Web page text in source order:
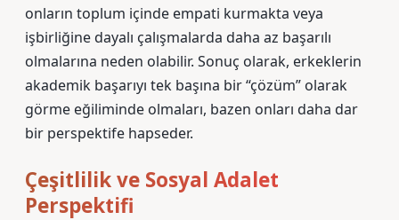
onların toplum içinde empati kurmakta veya
işbirliğine dayalı çalışmalarda daha az başarılı
olmalarına neden olabilir. Sonuç olarak, erkeklerin
akademik başarıyı tek başına bir “çözüm” olarak
görme eğiliminde olmaları, bazen onları daha dar
bir perspektife hapseder.
Çeşitlilik ve Sosyal Adalet
Perspektifi